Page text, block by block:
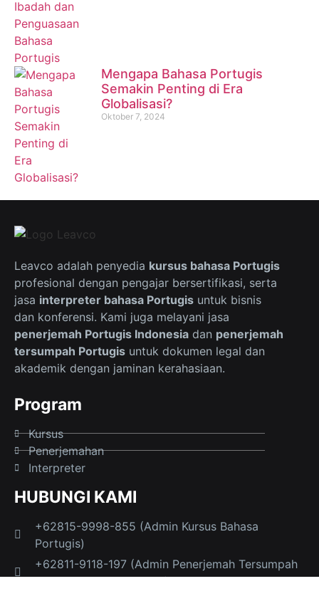
Mengapa Bahasa Portugis
Semakin Penting di Era
Globalisasi?
Oktober 7, 2024
Leavco adalah penyedia kursus bahasa Portugis
profesional dengan pengajar bersertifikasi, serta
jasa interpreter bahasa Portugis untuk bisnis
dan konferensi. Kami juga melayani jasa
penerjemah Portugis Indonesia dan penerjemah
tersumpah Portugis untuk dokumen legal dan
akademik dengan jaminan kerahasiaan.
Program
Kursus
Penerjemahan
Interpreter
HUBUNGI KAMI
+62815-9998-855 (Admin Kursus Bahasa
Portugis)
+62811-9118-197 (Admin Penerjemah Tersumpah
Portugis dan Interpreter)